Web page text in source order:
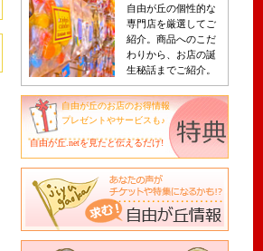
自由が丘の個性的な
専門店を厳選してご
紹介。商品へのこだ
わりから、お店の誕
生秘話までご紹介。
自由が丘のお店のお得情報
プレゼントやサービスも♪
自由が丘.netを見たと伝えるだけ!